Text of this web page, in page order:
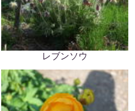
レブンソウ